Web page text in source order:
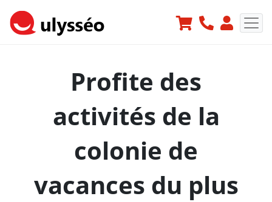
Profite des
activités de la
colonie de
vacances du plus